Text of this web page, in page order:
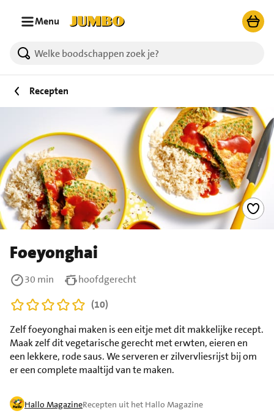
Menu
Recepten
Foeyonghai
Hallo MagazineRecepten uit het Hallo Magazine
Zelf foeyonghai maken is een eitje met dit makkelijke recept.
Maak zelf dit vegetarische gerecht met erwten, eieren en
een lekkere, rode saus. We serveren er zilvervliesrijst bij om
er een complete maaltijd van te maken.
30 min
hoofdgerecht
(10)